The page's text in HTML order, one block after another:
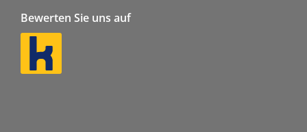
Bewerten Sie uns auf